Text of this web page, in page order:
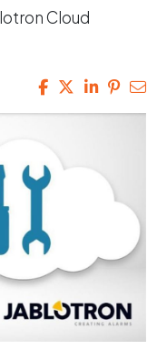
Cloud